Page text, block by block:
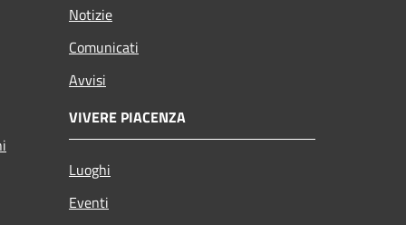
Notizie
Comunicati
Avvisi
VIVERE PIACENZA
Luoghi
Eventi